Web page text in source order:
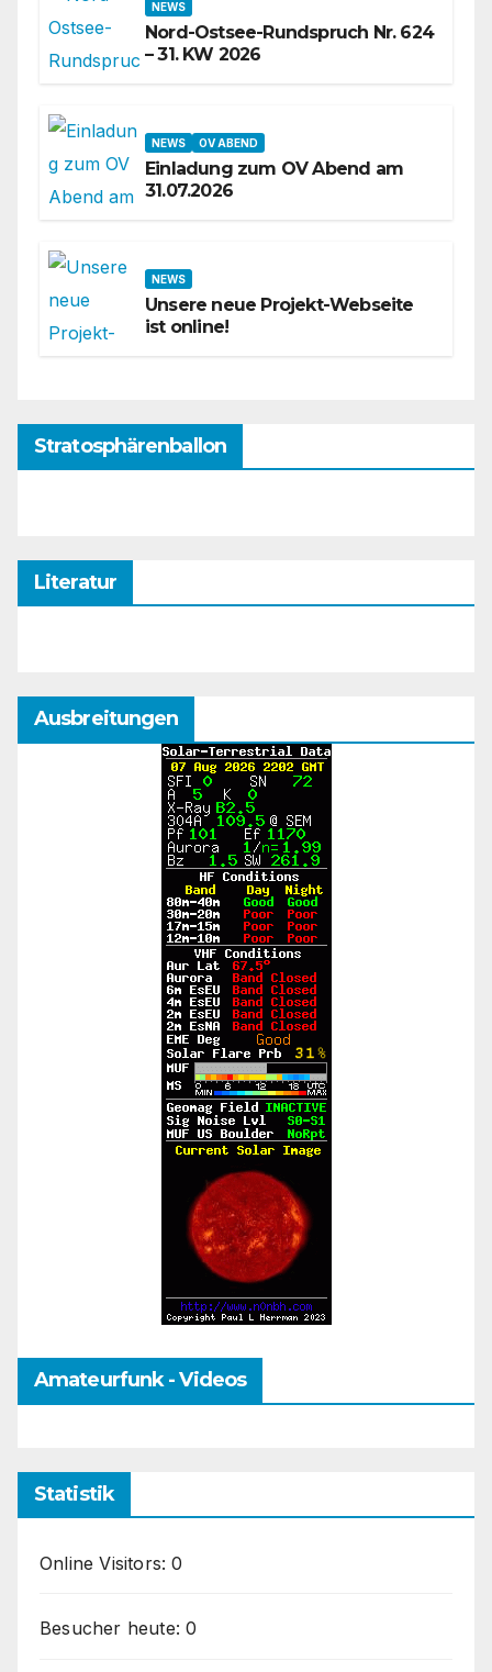
NEWS
Nord-Ostsee-Rundspruch Nr. 624
– 31. KW 2026
NEWS OV ABEND
Einladung zum OV Abend am
31.07.2026
NEWS
Unsere neue Projekt-Webseite
ist online!
Stratosphärenballon
Literatur
Ausbreitungen
Amateurfunk - Videos
Statistik
Online Visitors:0
Besucher heute:0